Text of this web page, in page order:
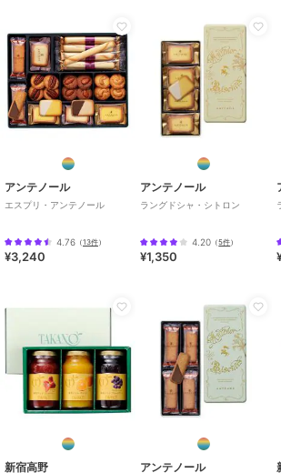
アンテノール
エスプリ・アンテノール
4.76 （13件）
¥3,240
アンテノール
ラングドシャ・シトロン
4.20 （5件）
¥1,350
新宿高野 アンテノール